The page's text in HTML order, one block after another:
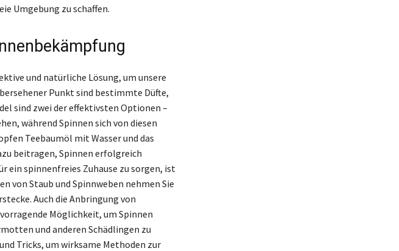
Umgebung zu schaffen.
und natürliche Lösung, um unsere
Punkt sind bestimmte Düfte,
sind zwei der effektivsten Optionen –
während Spinnen sich von diesen
Teebaumöl mit Wasser und das
beitragen, Spinnen erfolgreich
ein spinnenfreies Zuhause zu sorgen, ist
von Staub und Spinnweben nehmen Sie
Auch die Anbringung von
Möglichkeit, um Spinnen
und anderen Schädlingen zu
Tricks, um wirksame Methoden zur